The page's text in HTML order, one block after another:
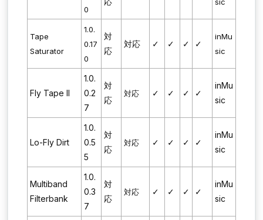
0
Tape
Saturator
1.0.
0.17
0
対
応
対応 ✓ ✓ ✓ ✓
inMu
sic
Fly Tape II
1.0.
0.2
7
対
応
対応 ✓ ✓ ✓ ✓
inMu
sic
Lo-Fly Dirt
1.0.
0.5
5
対
応
対応 ✓ ✓ ✓ ✓
inMu
sic
Multiband
Filterbank
1.0.
0.3
7
対
応
対応 ✓ ✓ ✓ ✓
inMu
sic